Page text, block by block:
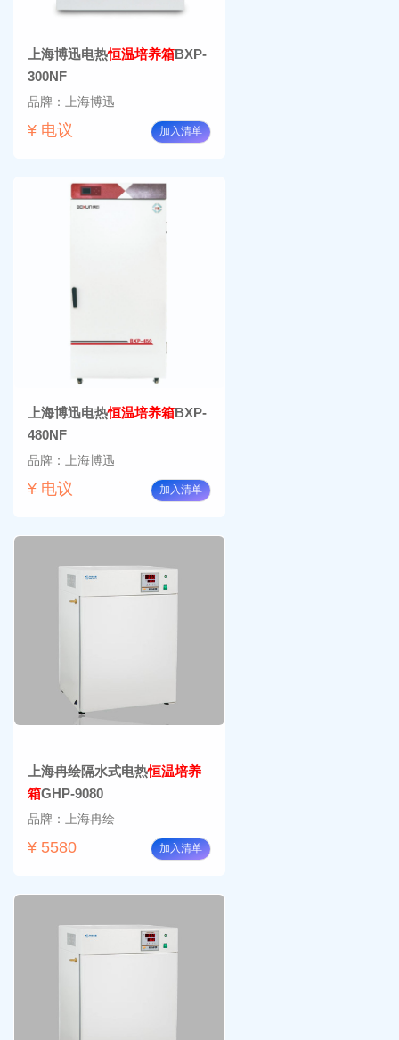
上海博迅电热恒温培养箱BXP-
300NF
品牌：上海博迅
¥ 电议 加入清单
上海博迅电热恒温培养箱BXP-
480NF
品牌：上海博迅
¥ 电议 加入清单
上海冉绘隔水式电热恒温培养
箱GHP-9080
品牌：上海冉绘
¥ 5580 加入清单